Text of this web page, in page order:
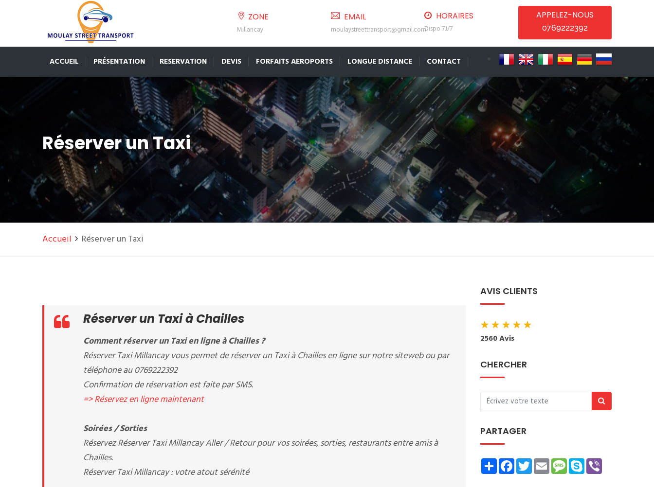
ZONE
Millancay
EMAIL
moulaystreettransport@gmail.com
HORAIRES
Dispo 7J/7
APPELEZ-NOUS
0769222392
ACCUEIL PRÉSENTATION RESERVATION DEVIS FORFAITS AEROPORTS LONGUE DISTANCE CONTACT
Réserver un Taxi
Accueil Réserver un Taxi
Réserver un Taxi à Chailles
Comment réserver un Taxi en ligne à Chailles ?
Réserver Taxi Millancay vous permet de réserver un Taxi à Chailles en ligne sur notre siteweb ou par
téléphone au 0769222392
Confirmation de réservation est faite par SMS.
=> Réservez en ligne maintenant
Soirées / Sorties
Réservez Réserver Taxi Millancay Aller / Retour pour vos soirées, sorties, restaurants entre amis à
Chailles.
Réserver Taxi Millancay : votre atout sérénité
AVIS CLIENTS
★★★★★
2560 Avis
CHERCHER
PARTAGER
ShareFacebookTwitterEmailMessage
Skype